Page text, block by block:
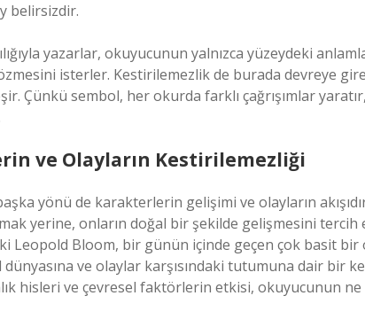
belirsizdir.
yazarlar, okuyucunun yalnızca yüzeydeki
isterler. Kestirilemezlik de burada devreye
Çünkü sembol, her okurda farklı çağrışımlar
ve Olayların Kestirilemezliği
yönü de karakterlerin gelişimi ve olayların
yerine, onların doğal bir şekilde gelişmesini tercih
Leopold Bloom, bir günün içinde geçen çok basit
ve olaylar karşısındaki tutumuna dair bir
hisleri ve çevresel faktörlerin etkisi, okuyucunun ne